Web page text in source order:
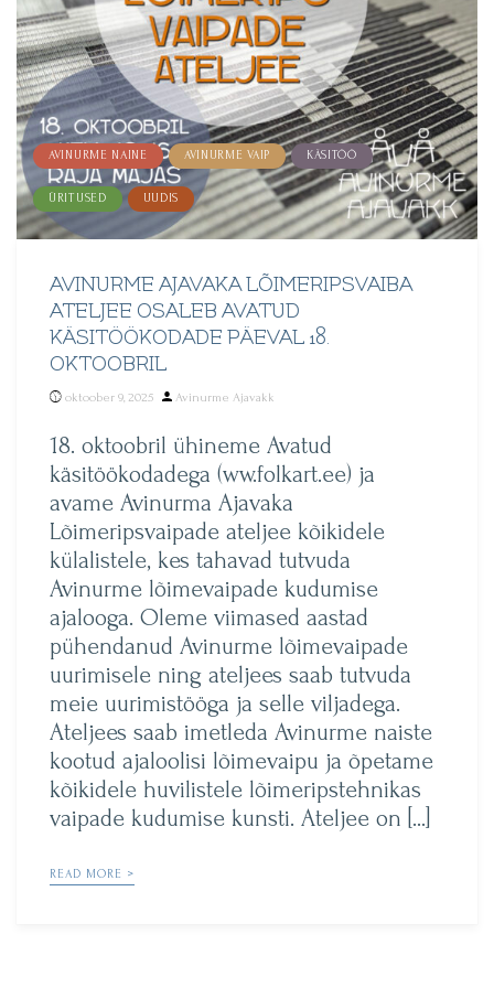
AVINURME NAINE AVINURME VAIP KÄSITÖÖ
ÜRITUSED UUDIS
AVINURME AJAVAKA LÕIMERIPSVAIBA
ATELJEE OSALEB AVATUD
KÄSITÖÖKODADE PÄEVAL 18.
OKTOOBRIL
oktoober 9, 2025
Posted
Avinurme Ajavakk
18. oktoobril ühineme Avatud
käsitöökodadega (ww.folkart.ee) ja
avame Avinurma Ajavaka
Lõimeripsvaipade ateljee kõikidele
külalistele, kes tahavad tutvuda
Avinurme lõimevaipade kudumise
ajalooga. Oleme viimased aastad
pühendanud Avinurme lõimevaipade
uurimisele ning ateljees saab tutvuda
meie uurimistööga ja selle viljadega.
Ateljees saab imetleda Avinurme naiste
kootud ajaloolisi lõimevaipu ja õpetame
kõikidele huvilistele lõimeripstehnikas
vaipade kudumise kunsti. Ateljee on […]
READ MORE >